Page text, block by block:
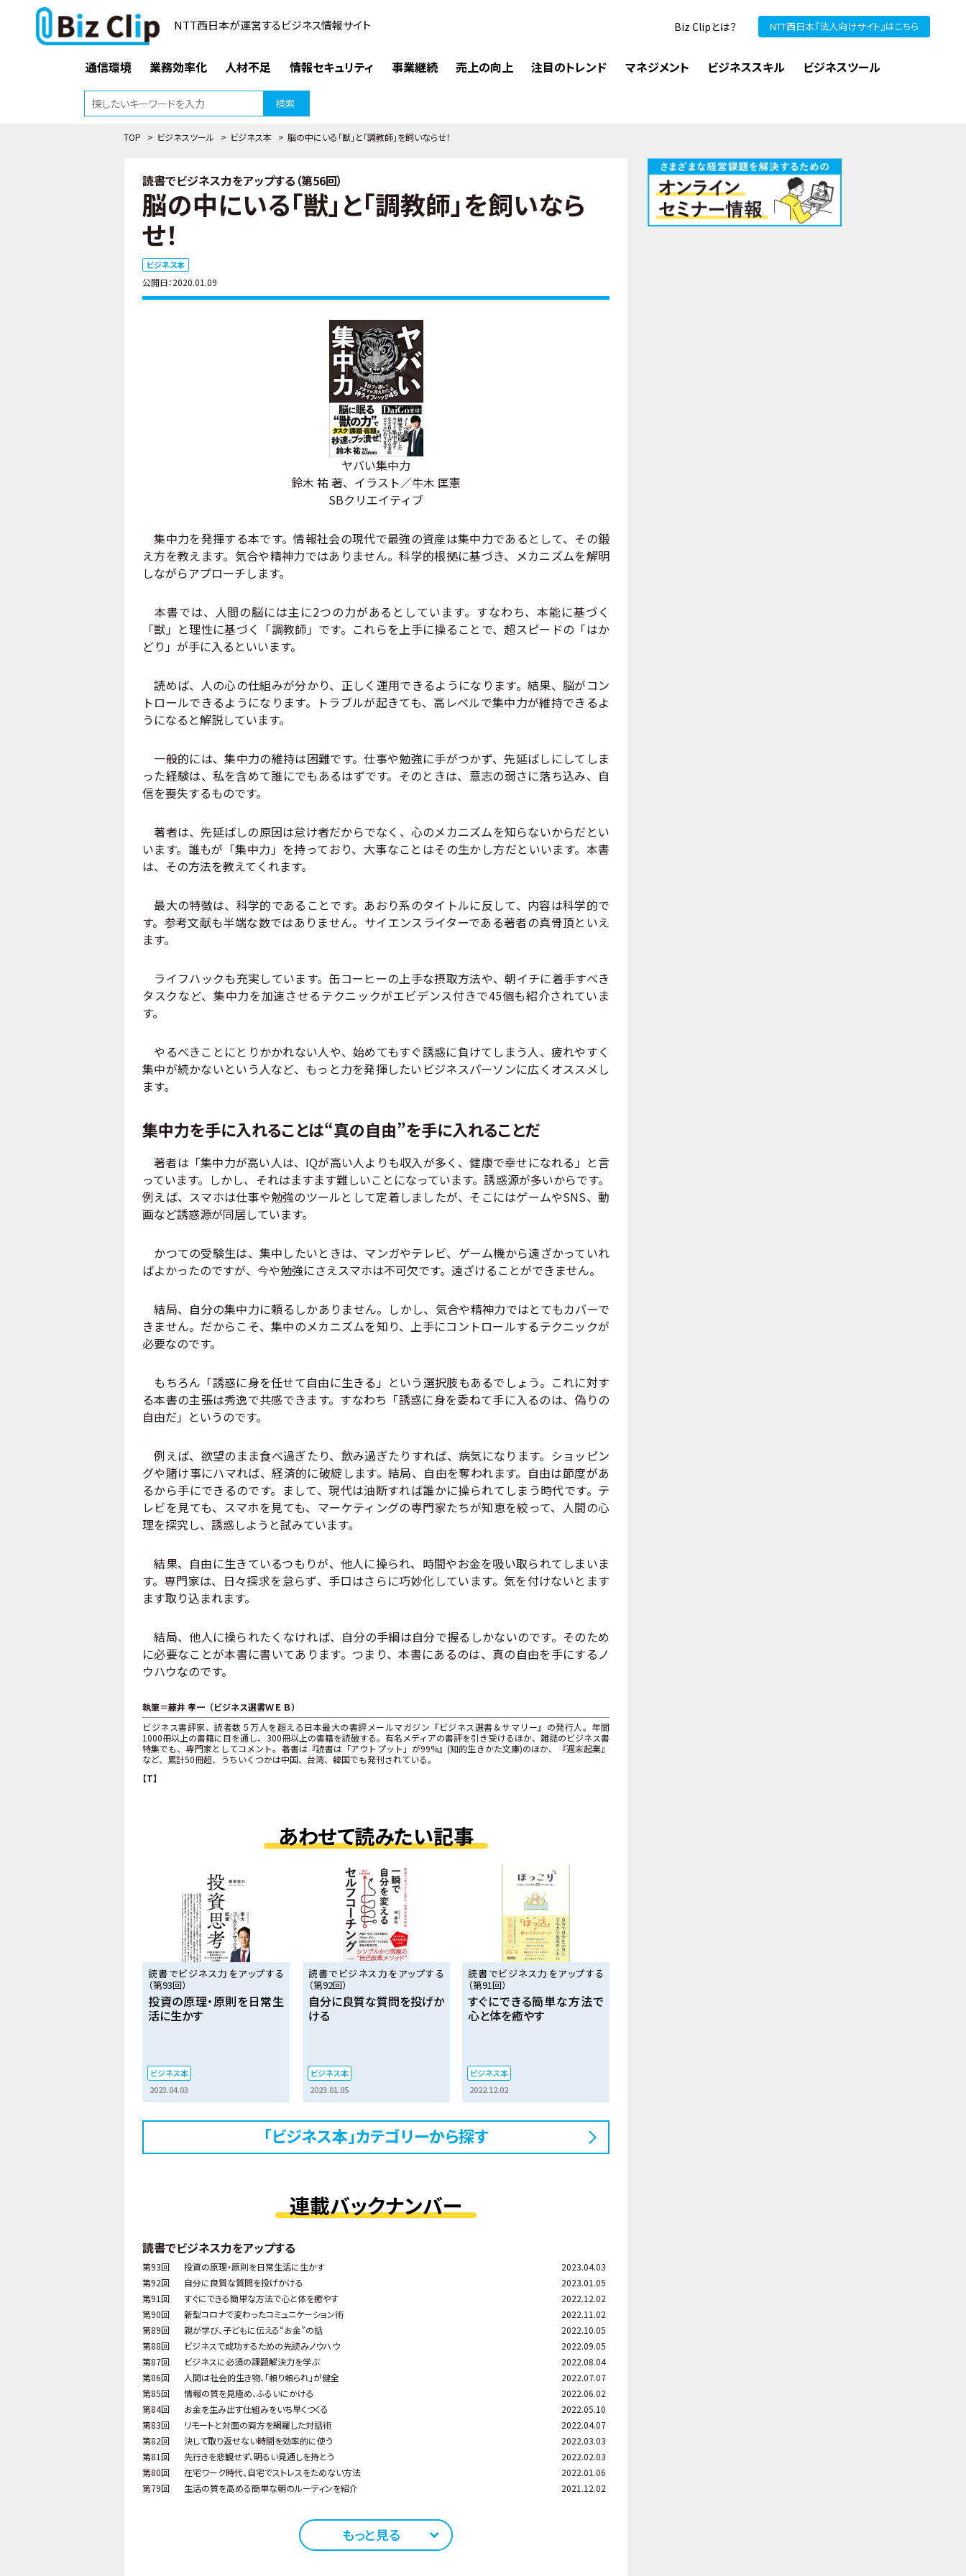
NTT西日本が運営するビジネス情報サイト Biz Clipとは？ NTT西日本『法人向けサイト』はこちら
通信環境 業務効率化 人材不足 情報セキュリティ 事業継続 売上の向上 注目のトレンド マネジメント ビジネススキル ビジネスツール
検索
TOP > ビジネスツール > ビジネス本 > 脳の中にいる「獣」と「調教師」を飼いならせ！
読書でビジネス力をアップする（第56回）
脳の中にいる「獣」と「調教師」を飼いなら
せ！
ビジネス本
公開日：2020.01.09
ヤバい集中力
鈴木 祐 著、イラスト／牛木 匡憲
SBクリエイティブ
集中力を発揮する本です。情報社会の現代で最強の資産は集中力であるとして、その鍛
え方を教えます。気合や精神力ではありません。科学的根拠に基づき、メカニズムを解明
しながらアプローチします。
本書では、人間の脳には主に2つの力があるとしています。すなわち、本能に基づく
「獣」と理性に基づく「調教師」です。これらを上手に操ることで、超スピードの「はか
どり」が手に入るといいます。
読めば、人の心の仕組みが分かり、正しく運用できるようになります。結果、脳がコン
トロールできるようになります。トラブルが起きても、高レベルで集中力が維持できるよ
うになると解説しています。
一般的には、集中力の維持は困難です。仕事や勉強に手がつかず、先延ばしにしてしま
った経験は、私を含めて誰にでもあるはずです。そのときは、意志の弱さに落ち込み、自
信を喪失するものです。
著者は、先延ばしの原因は怠け者だからでなく、心のメカニズムを知らないからだとい
います。誰もが「集中力」を持っており、大事なことはその生かし方だといいます。本書
は、その方法を教えてくれます。
最大の特徴は、科学的であることです。あおり系のタイトルに反して、内容は科学的で
す。参考文献も半端な数ではありません。サイエンスライターである著者の真骨頂といえ
ます。
ライフハックも充実しています。缶コーヒーの上手な摂取方法や、朝イチに着手すべき
タスクなど、集中力を加速させるテクニックがエビデンス付きで45個も紹介されていま
す。
やるべきことにとりかかれない人や、始めてもすぐ誘惑に負けてしまう人、疲れやすく
集中が続かないという人など、もっと力を発揮したいビジネスパーソンに広くオススメし
ます。
集中力を手に入れることは“真の自由”を手に入れることだ
著者は「集中力が高い人は、IQが高い人よりも収入が多く、健康で幸せになれる」と言
っています。しかし、それはますます難しいことになっています。誘惑源が多いからです。
例えば、スマホは仕事や勉強のツールとして定着しましたが、そこにはゲームやSNS、動
画など誘惑源が同居しています。
かつての受験生は、集中したいときは、マンガやテレビ、ゲーム機から遠ざかっていれ
ばよかったのですが、今や勉強にさえスマホは不可欠です。遠ざけることができません。
結局、自分の集中力に頼るしかありません。しかし、気合や精神力ではとてもカバーで
きません。だからこそ、集中のメカニズムを知り、上手にコントロールするテクニックが
必要なのです。
もちろん「誘惑に身を任せて自由に生きる」という選択肢もあるでしょう。これに対す
る本書の主張は秀逸で共感できます。すなわち「誘惑に身を委ねて手に入るのは、偽りの
自由だ」というのです。
例えば、欲望のまま食べ過ぎたり、飲み過ぎたりすれば、病気になります。ショッピン
グや賭け事にハマれば、経済的に破綻します。結局、自由を奪われます。自由は節度があ
るから手にできるのです。まして、現代は油断すれば誰かに操られてしまう時代です。テ
レビを見ても、スマホを見ても、マーケティングの専門家たちが知恵を絞って、人間の心
理を探究し、誘惑しようと試みています。
結果、自由に生きているつもりが、他人に操られ、時間やお金を吸い取られてしまいま
す。専門家は、日々探求を怠らず、手口はさらに巧妙化しています。気を付けないとます
ます取り込まれます。
結局、他人に操られたくなければ、自分の手綱は自分で握るしかないのです。そのため
に必要なことが本書に書いてあります。つまり、本書にあるのは、真の自由を手にするノ
ウハウなのです。
執筆＝藤井 孝一（ビジネス選書ＷＥＢ）
ビジネス書評家、読者数５万人を超える日本最大の書評メールマガジン『ビジネス選書＆サマリー』の発行人。年間
1000冊以上の書籍に目を通し、300冊以上の書籍を読破する。有名メディアの書評を引き受けるほか、雑誌のビジネス書
特集でも、専門家としてコメント。著書は『読書は「アウトプット」が99%』(知的生きかた文庫)のほか、『週末起業』
など、累計50冊超、うちいくつかは中国、台湾、韓国でも発刊されている。
【T】
あわせて読みたい記事
読書でビジネス力をアップする
（第93回）
投資の原理・原則を日常生
活に生かす
ビジネス本
2023.04.03
読書でビジネス力をアップする
（第92回）
自分に良質な質問を投げか
ける
ビジネス本
2023.01.05
読書でビジネス力をアップする
（第91回）
すぐにできる簡単な方法で
心と体を癒やす
ビジネス本
2022.12.02
「ビジネス本」カテゴリーから探す
連載バックナンバー
読書でビジネス力をアップする
第93回 投資の原理・原則を日常生活に生かす
2023.04.03
第92回
自分に良質な質問を投げかける
2023.01.05
第91回
すぐにできる簡単な方法で心と体を癒やす
2022.12.02
第90回
新型コロナで変わったコミュニケーション術
2022.11.02
第89回
親が学び、子どもに伝える“お金”の話
2022.10.05
第88回
ビジネスで成功するための先読みノウハウ
2022.09.05
第87回
ビジネスに必須の課題解決力を学ぶ
2022.08.04
第86回
人間は社会的生き物、「頼り頼られ」が健全
2022.07.07
第85回
情報の質を見極め、ふるいにかける
2022.06.02
第84回
お金を生み出す仕組みをいち早くつくる
2022.05.10
第83回
リモートと対面の両方を網羅した対話術
2022.04.07
第82回
決して取り返せない時間を効率的に使う
2022.03.03
第81回
先行きを悲観せず、明るい見通しを持とう
2022.02.03
第80回
在宅ワーク時代、自宅でストレスをためない方法
2022.01.06
第79回
生活の質を高める簡単な朝のルーティンを紹介 2021.12.02
もっと見る